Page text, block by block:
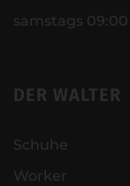
samstags
DER WALTER
Schuhe
Worker